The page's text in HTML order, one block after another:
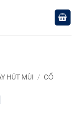
HÚT MÙI / CỔ